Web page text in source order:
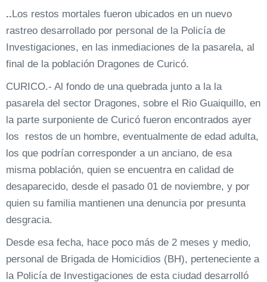
..Los restos mortales fueron ubicados en un nuevo
rastreo desarrollado por personal de la Policía de
Investigaciones, en las inmediaciones de la pasarela, al
final de la población Dragones de Curicó.
CURICO.- Al fondo de una quebrada junto a la la
pasarela del sector Dragones, sobre el Rio Guaiquillo, en
la parte surponiente de Curicó fueron encontrados ayer
los restos de un hombre, eventualmente de edad adulta,
los que podrían corresponder a un anciano, de esa
misma población, quien se encuentra en calidad de
desaparecido, desde el pasado 01 de noviembre, y por
quien su familia mantienen una denuncia por presunta
desgracia.
Desde esa fecha, hace poco más de 2 meses y medio,
personal de Brigada de Homicidios (BH), perteneciente a
la Policía de Investigaciones de esta ciudad desarrolló